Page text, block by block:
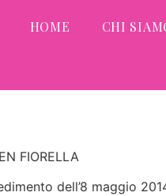
HOME CHI
FIORELLA
dell’8 maggio